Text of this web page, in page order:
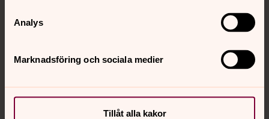
Analys
Marknadsföring och sociala medier
Tillåt alla kakor
Hitta snabbt